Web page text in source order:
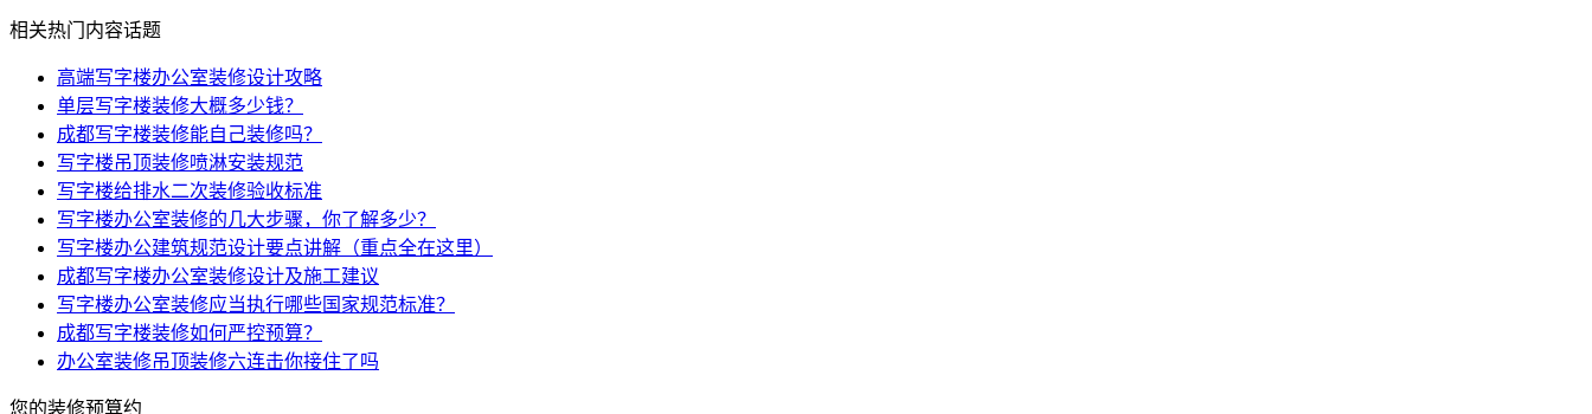
相关热门内容话题
高端写字楼办公室装修设计攻略
单层写字楼装修大概多少钱？
成都写字楼装修能自己装修吗？
写字楼吊顶装修喷淋安装规范
写字楼给排水二次装修验收标准
写字楼办公室装修的几大步骤，你了解多少？
写字楼办公建筑规范设计要点讲解（重点全在这里）
成都写字楼办公室装修设计及施工建议
写字楼办公室装修应当执行哪些国家规范标准？
成都写字楼装修如何严控预算？
办公室装修吊顶装修六连击你接住了吗
您的装修预算约